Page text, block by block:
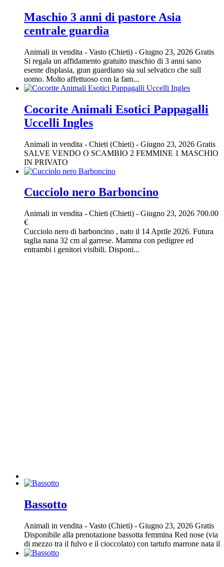
Maschio 3 anni di pastore Asia
centrale guardia
Animali in vendita - Vasto (Chieti) - Giugno 23, 2026 Gratis
Si regala un affidamento gratuito maschio di 3 anni sano
esente displasia, gran guardiano sia sul selvatico che sull
uomo. Molto affettuoso con la fam...
Cocorite Animali Esotici Pappagalli
Uccelli Ingles
Animali in vendita - Chieti (Chieti) - Giugno 23, 2026 Gratis
SALVE VENDO O SCAMBIO 2 FEMMINE 1 MASCHIO
IN PRIVATO
Cucciolo nero Barboncino
Animali in vendita - Chieti (Chieti) - Giugno 23, 2026 700.00
€
Cucciolo nero di barboncino , nato il 14 Aprile 2026. Futura
taglia nana 32 cm al garrese. Mamma con pedigree ed
entrambi i genitori visibili. Disponi...
Bassotto
Animali in vendita - Vasto (Chieti) - Giugno 23, 2026 Gratis
Disponibile alla prenotazione bassotta femmina Red nose (via
di mezzo tra il fulvo e il cioccolato) con tartufo marrone nata il